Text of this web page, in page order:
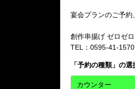
宴会プランのご予約
創作串揚げ ゼロゼ
TEL：0595-41-1570
「予約の種類 」の選
カウンター